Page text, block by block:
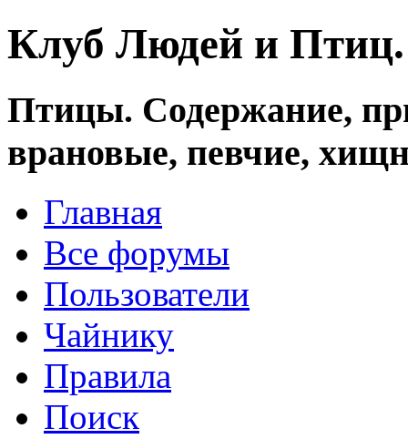
Клуб Людей и
Птицы. Содержание,
врановые, певчие,
Главная
Все форумы
Пользователи
Чайнику
Правила
Поиск